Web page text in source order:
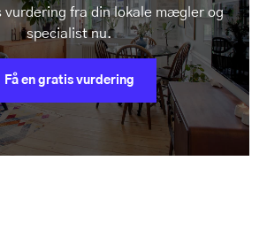
vurdering fra din lokale mægler og
specialist nu.
Få en gratis vurdering